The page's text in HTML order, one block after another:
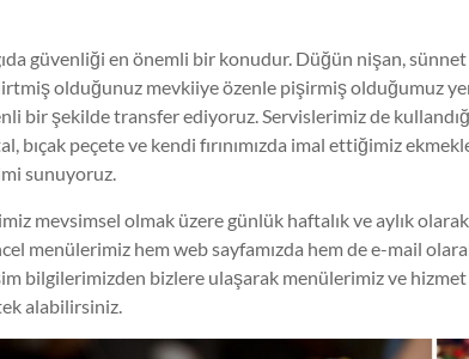
güvenliği en önemli bir konudur. Düğün nişan,
olduğunuz mevkiiye özenle pişirmiş olduğumuz
bir şekilde transfer ediyoruz. Servislerimiz de
bıçak peçete ve kendi fırınımızda imal ettiğimiz
sunuyoruz.
mevsimsel olmak üzere günlük haftalık ve aylık
menülerimiz hem web sayfamızda hem de e-mail
bilgilerimizden bizlere ulaşarak menülerimiz ve
alabilirsiniz.